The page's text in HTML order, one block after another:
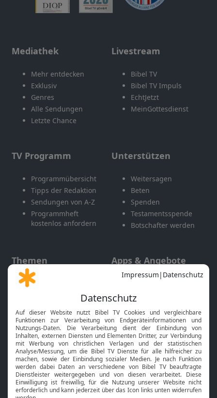
Mediathek
Mehr entdecken
Exklusiv
Genres
Alle Sendungen
Letzte Chance
Livestream
Bibel TV
Bibel TV Impuls
EchtJetzt
MeinGottesdienst
TV Programm
Programmübersicht
Tipps der Redaktion
Sendungen von A-Z
Programmheft
kostenlos anfordern
Unterstützen
Weitersagen
Beten
Spenden
Testamentsspende
Botschafter werden
Themen
Gott und Bibel erklärt
Neuigkeiten
Apps & Angebote
Mobile App
Smart TV
HbbTV
Bibelthek Online-Bibel
Nächster Gottesdienst
Bibel TV Service